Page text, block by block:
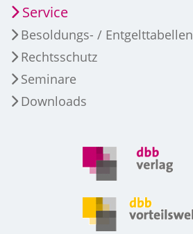
Service
Besoldungs- / Entgelttabellen
Rechtsschutz
Seminare
Downloads